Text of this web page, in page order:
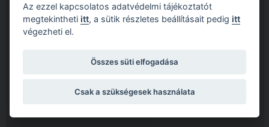
Az ezzel kapcsolatos adatvédelmi tájékoztatót
megtekintheti itt, a sütik részletes beállításait pedig itt
végezheti el.
Összes süti elfogadása
Csak a szükségesek használata